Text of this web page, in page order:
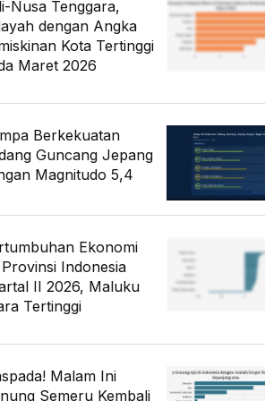
Nusa Tenggara,
dengan Angka
Kota Tertinggi
Maret 2026
Berkekuatan
Guncang Jepang
Magnitudo 5,4
Ekonomi
Indonesia
II 2026, Maluku
Tertinggi
Malam Ini
Semeru Kembali